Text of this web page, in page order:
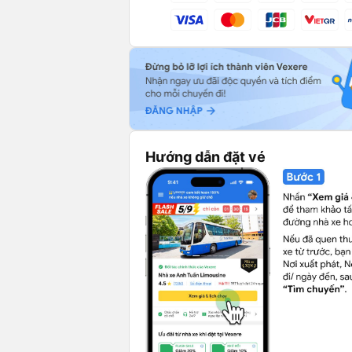
Hướng dẫn đặt vé
xế chuyên nghiệp, giàu kinh nghiệm của Hà Linh sẽ giúp bạn có
xe Hà Linh đi Nha Trang từ Sài Gònluôn
linh hoạt, giúp hành khách dễ dàng lựa chọn lịch trình phù hợp.
Trang từ Sài Gòn ngay hôm nay để trải nghiệm dịch vụ vận
đem lại sự hài lòng tối đa cho mỗi chuyến đi.